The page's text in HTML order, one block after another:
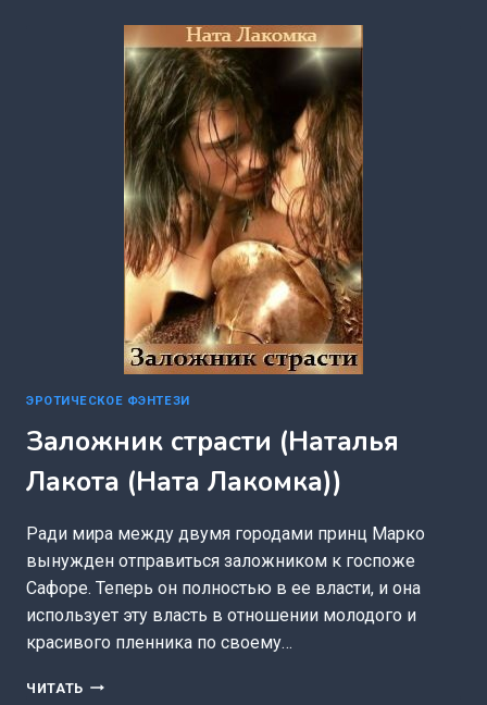
ЛЕДЯНОЕ
СЕРДЦЕ
(КИРА
ПОЛЫНЬ)
ЭРОТИЧЕСКОЕ ФЭНТЕЗИ
Заложник страсти (Наталья
Лакота (Ната Лакомка))
Ради мира между двумя городами принц Марко
вынужден отправиться заложником к госпоже
Сафоре. Теперь он полностью в ее власти, и она
использует эту власть в отношении молодого и
красивого пленника по своему…
ЧИТАТЬ ЗАЛОЖНИК